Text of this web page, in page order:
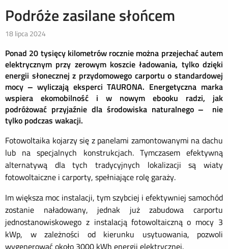
Podróże zasilane słońcem
18 lipca 2024
Ponad 20 tysięcy kilometrów rocznie można przejechać autem
elektrycznym przy zerowym koszcie ładowania, tylko dzięki
energii słonecznej z przydomowego carportu o standardowej
mocy – wyliczają eksperci TAURONA. Energetyczna marka
wspiera ekomobilność i w nowym ebooku radzi, jak
podróżować przyjaźnie dla środowiska naturalnego – nie
tylko podczas wakacji.
Fotowoltaika kojarzy się z panelami zamontowanymi na dachu
lub na specjalnych konstrukcjach. Tymczasem efektywną
alternatywą dla tych tradycyjnych lokalizacji są wiaty
fotowoltaiczne i carporty, spełniające rolę garaży.
Im większa moc instalacji, tym szybciej i efektywniej samochód
zostanie naładowany, jednak już zabudowa carportu
jednostanowiskowego z instalacją fotowoltaiczną o mocy 3
kWp, w zależności od kierunku usytuowania, pozwoli
wygenerować około 3000 kWh energii elektrycznej.